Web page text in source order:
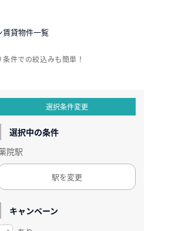
賃貸物件一覧
件での絞込みも簡単！
選択条件変更
選択中の条件
院駅
駅を変更
キャンペーン